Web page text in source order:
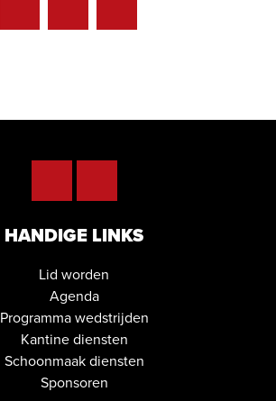
HANDIGE LINKS
Lid worden
Agenda
Programma wedstrijden
Kantine diensten
Schoonmaak diensten
Sponsoren